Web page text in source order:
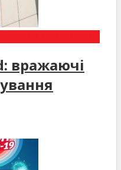
вражаючі